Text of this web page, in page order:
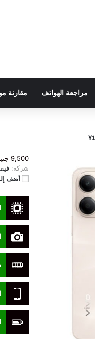
مراجعة الهواتف مقارنة
9,500 جنيه
شركة:
أضف